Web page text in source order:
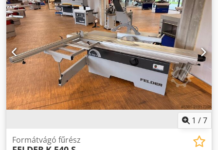
és dönthető - Elszívó csatlakozás Ø 120 mm Dkjdpfsw Hd
Sqjx Aagsr - Motor teljesítménye: 7,5 kW / 10,2 LE - Gyártási
év: 2023 A gép A-5431 Kuchl telephelyen található és
nyitvatartási időben bármikor megtekinthető. Előzetes
értékesítés fenntartva! Információ: 06244-20299
Kapcsolódó kifejezések: fűrész, körfűrész, format körfűrész,
format Referenciaszám: R-A0117
1 /7
Formátvágó fűrész